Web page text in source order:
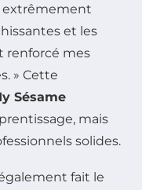
extrêmement
et les
renforcé mes
» Cette
Sésame
mais
solides.
fait le